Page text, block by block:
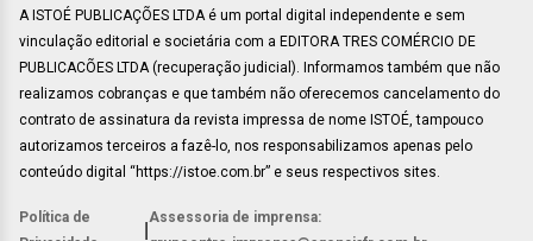
A ISTOÉ PUBLICAÇÕES LTDA é um portal digital independente e sem
vinculação editorial e societária com a EDITORA TRES COMÉRCIO DE
PUBLICACÕES LTDA (recuperação judicial). Informamos também que não
realizamos cobranças e que também não oferecemos cancelamento do
contrato de assinatura da revista impressa de nome ISTOÉ, tampouco
autorizamos terceiros a fazê-lo, nos responsabilizamos apenas pelo
conteúdo digital “https://istoe.com.br” e seus respectivos sites.
Política de
Assessoria de imprensa: